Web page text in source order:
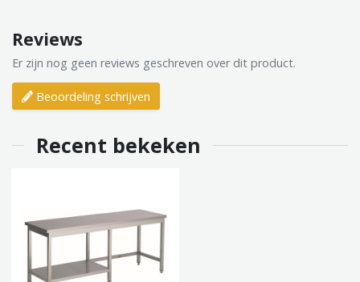
Reviews
Er zijn nog geen reviews geschreven over dit product.
Beoordeling schrijven
Recent bekeken